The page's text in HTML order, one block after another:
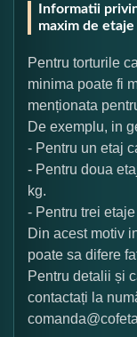
Informatii
maxim de etaje
Pentru torturile
minima poate fi
menționata
De exemplu, in
- Pentru un etaj
- Pentru doua
kg.
- Pentru trei
Din acest motiv
poate sa difere
Pentru detalii și
contactați la